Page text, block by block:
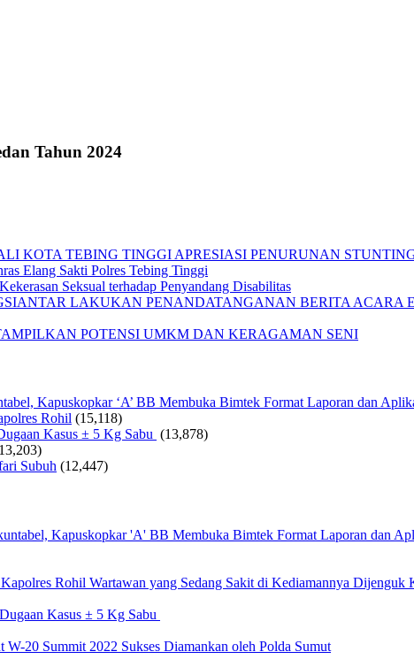
Tahun 2024
KOTA TEBING TINGGI APRESIASI PENURUNAN
Elang Sakti Polres Tebing Tinggi
Seksual terhadap Penyandang Disabilitas
LAKUKAN PENANDATANGANAN BERITA ACARA
POTENSI UMKM DAN KERAGAMAN SENI
Kapuskopkar ‘A’ BB Membuka Bimtek Format Laporan dan
Rohil (15,118)
Kasus ± 5 Kg Sabu (13,878)
Subuh (12,447)
Wartawan yang Sedang Sakit di Kediamannya Dijenguk
Kasus ± 5 Kg Sabu
W-20 Summit 2022 Sukses Diamankan oleh Polda Sumut